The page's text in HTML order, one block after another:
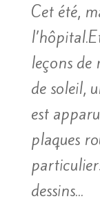
Cet été,
leçons de
de soleil,
est
plaques
dessins...